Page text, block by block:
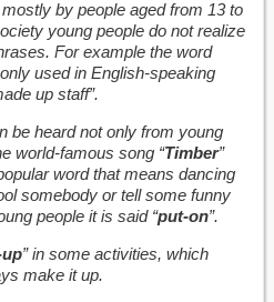
by people aged from 13 to
young people do not realize
For example the word
used in English-speaking
up staff”.
be heard not only from young
world-famous song “Timber”
word that means dancing
somebody or tell some funny
people it is said “put-on”.
” in some activities, which
make it up.